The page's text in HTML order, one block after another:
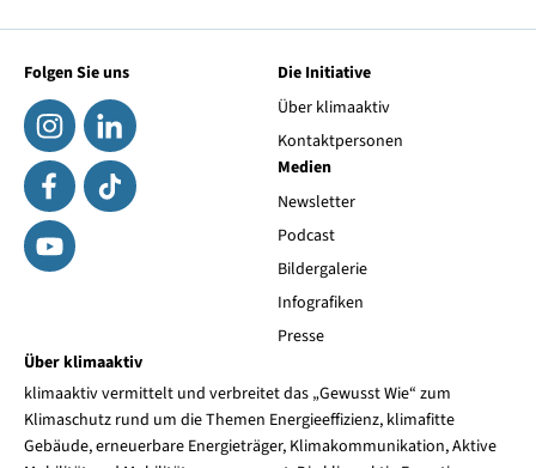
Folgen Sie uns
Die Initiative
Über klimaaktiv
Kontaktpersonen
Medien
Newsletter
Podcast
Bildergalerie
Infografiken
Presse
Über klimaaktiv
klimaaktiv vermittelt und verbreitet das „Gewusst Wie“ zum
Klimaschutz rund um die Themen Energieeffizienz, klimafitte
Gebäude, erneuerbare Energieträger, Klimakommunikation, Aktive